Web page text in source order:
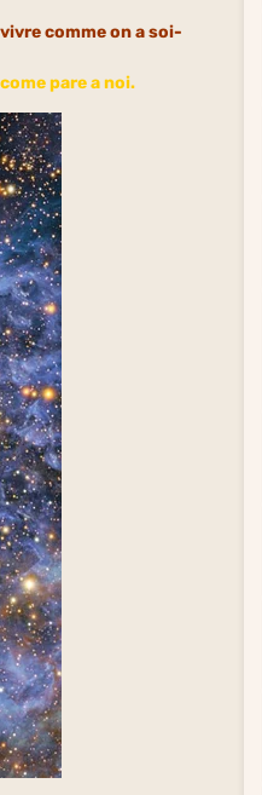
comme on a soi-
pare a noi.